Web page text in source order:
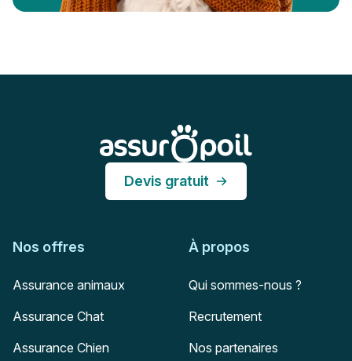
Devis gratuit
Nos offres
Assurance animaux
Assurance Chat
Assurance Chien
À propos
Qui sommes-nous ?
Recrutement
Nos partenaires